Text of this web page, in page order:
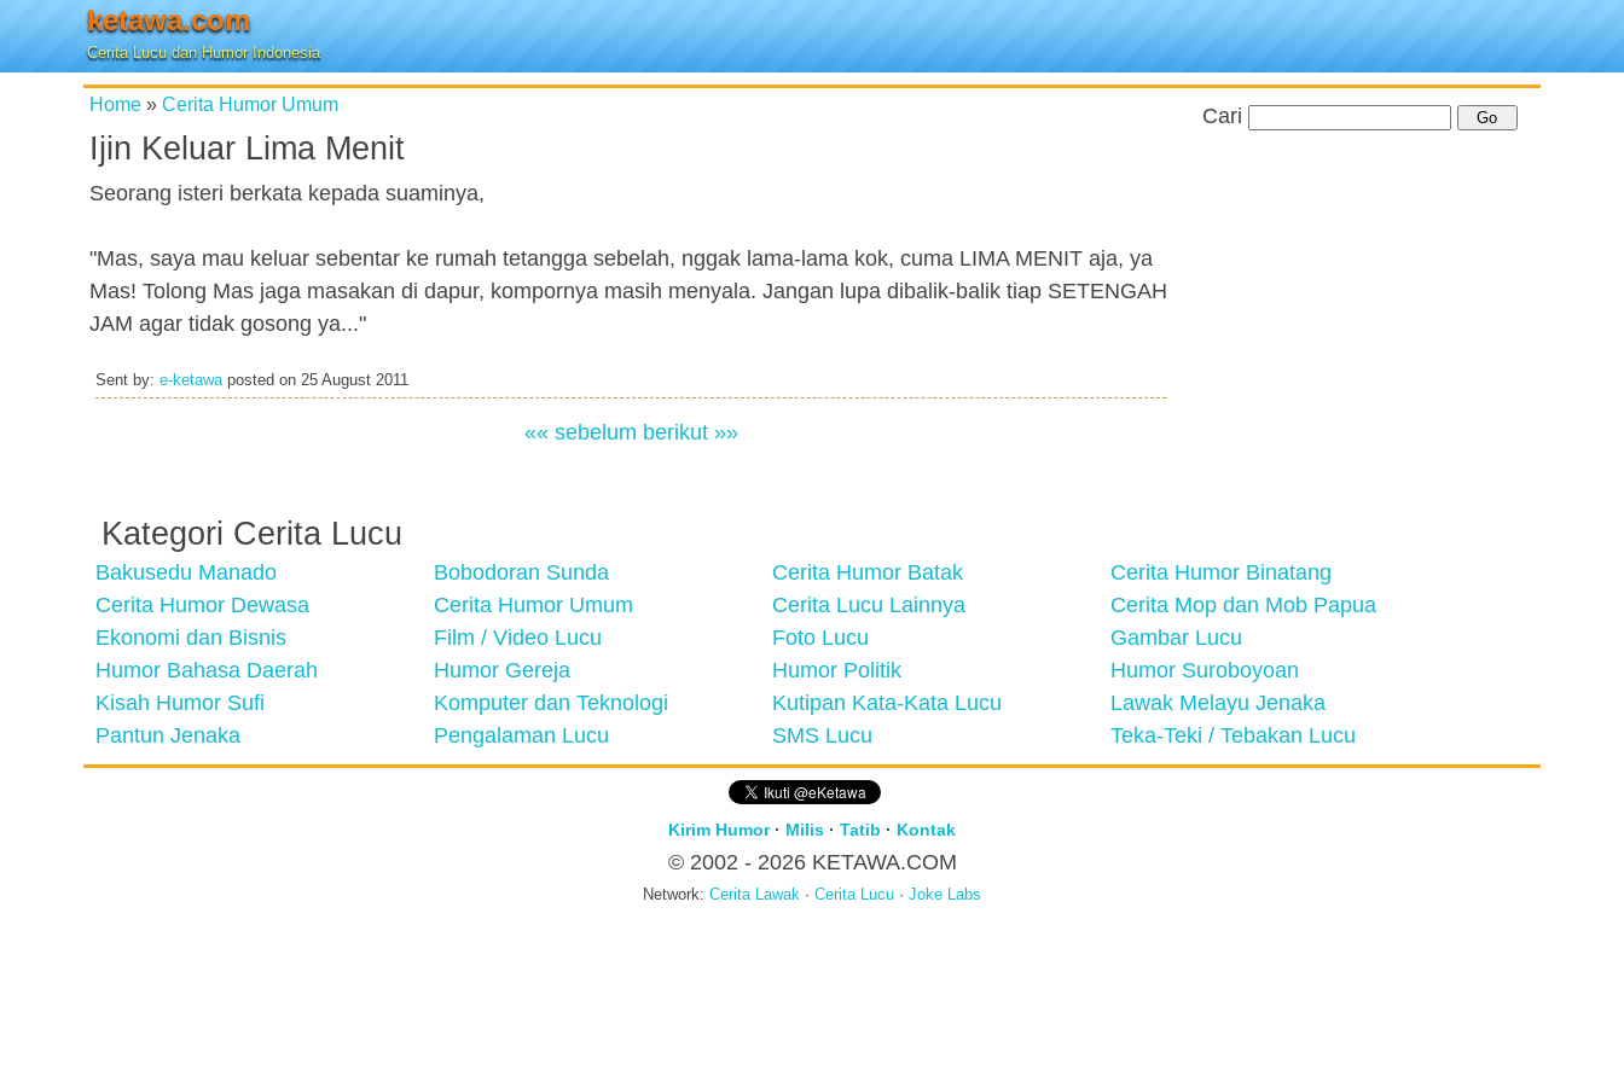
ketawa.com
Cerita Lucu dan Humor Indonesia
Home » Cerita Humor Umum
Ijin Keluar Lima Menit
Seorang isteri berkata kepada suaminya,
"Mas, saya mau keluar sebentar ke rumah tetangga sebelah, nggak lama-lama kok, cuma LIMA MENIT aja, ya
Mas! Tolong Mas jaga masakan di dapur, kompornya masih menyala. Jangan lupa dibalik-balik tiap SETENGAH
JAM agar tidak gosong ya..."
Sent by: e-ketawaposted on 25 August 2011
«« sebelum berikut »»
Cari
Kategori Cerita Lucu
Bakusedu Manado Bobodoran Sunda Cerita Humor Batak
Cerita Humor Binatang
Cerita Humor Dewasa
Cerita Humor Umum Cerita Lucu Lainnya
Cerita Mop dan Mob Papua
Ekonomi dan Bisnis
Film / Video Lucu Foto Lucu
Gambar Lucu
Humor Bahasa Daerah
Humor Gereja Humor Politik
Humor Suroboyoan
Kisah Humor Sufi
Komputer dan Teknologi Kutipan Kata-Kata Lucu
Lawak Melayu Jenaka
Pantun Jenaka
Pengalaman Lucu SMS Lucu Teka-Teki / Tebakan Lucu
Kirim Humor· Milis · Tatib · Kontak
© 2002 - 2026 KETAWA.COM
Network: Cerita Lawak · Cerita Lucu · Joke Labs